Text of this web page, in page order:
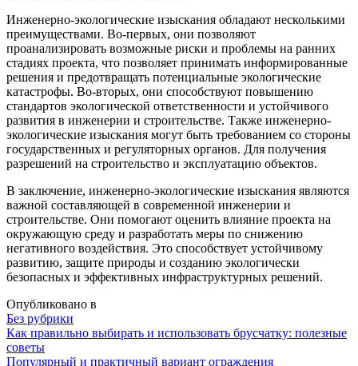
Инженерно-экологические изыскания обладают несколькими
преимуществами. Во-первых, они позволяют
проанализировать возможные риски и проблемы на ранних
стадиях проекта, что позволяет принимать информированные
решения и предотвращать потенциальные экологические
катастрофы. Во-вторых, они способствуют повышению
стандартов экологической ответственности и устойчивого
развития в инженерии и строительстве. Также инженерно-
экологические изыскания могут быть требованием со стороны
государственных и регуляторных органов. Для получения
разрешений на строительство и эксплуатацию объектов.
В заключение, инженерно-экологические изыскания являются
важной составляющей в современной инженерии и
строительстве. Они помогают оценить влияние проекта на
окружающую среду и разработать меры по снижению
негативного воздействия. Это способствует устойчивому
развитию, защите природы и созданию экологически
безопасных и эффективных инфраструктурных решений.
Опубликовано в
Без рубрики
Навигация
Как правильно выбирать и использовать брусчатку: полезные
советы
Популярный и практичный вариант ограждения